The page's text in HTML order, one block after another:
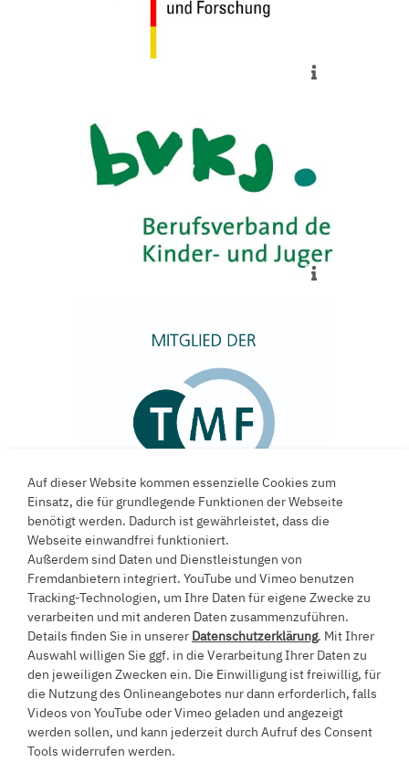
mehr
Der Inhalt der App wird evaluiert
durch den klinischen Beirat des
BVKJ e.V.
mehr
Dachverband TMF e.V.
mehr
Ein Projekt an der
Universität Witten/Herdecke
Alfred-Herrhausen-Straße 50
58448 Witten
+49 (0)2302 / 926-0
info@uni-wh.de
Auf dieser Website kommen essenzielle Cookies zum
Einsatz, die für grundlegende Funktionen der Webseite
benötigt werden. Dadurch ist gewährleistet, dass die
Webseite einwandfrei funktioniert.
Außerdem sind Daten und Dienstleistungen von
Fremdanbietern integriert. YouTube und Vimeo benutzen
Tracking-Technologien, um Ihre Daten für eigene Zwecke zu
verarbeiten und mit anderen Daten zusammenzuführen.
Details finden Sie in unserer Datenschutzerklärung. Mit Ihrer
Auswahl willigen Sie ggf. in die Verarbeitung Ihrer Daten zu
den jeweiligen Zwecken ein. Die Einwilligung ist freiwillig, für
die Nutzung des Onlineangebotes nur dann erforderlich, falls
Videos von YouTube oder Vimeo geladen und angezeigt
werden sollen, und kann jederzeit durch Aufruf des Consent
Tools widerrufen werden.